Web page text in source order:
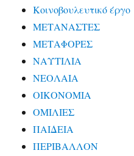
Κοινοβουλευτικό έργο
ΜΕΤΑΝΑΣΤΕΣ
ΜΕΤΑΦΟΡΕΣ
ΝΑΥΤΙΛΙΑ
ΝΕΟΛΑΙΑ
ΟΙΚΟΝΟΜΙΑ
ΟΜΙΛΙΕΣ
ΠΑΙΔΕΙΑ
ΠΕΡΙΒΑΛΛΟΝ